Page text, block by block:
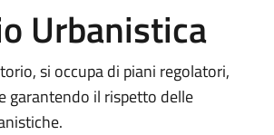
Urbanistica
si occupa di piani regolatori,
garantendo il rispetto delle